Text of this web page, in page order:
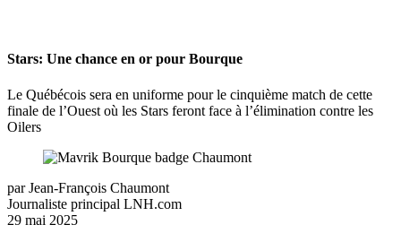
Stars: Une chance en or pour Bourque
Le Québécois sera en uniforme pour le cinquième match de cette
finale de l’Ouest où les Stars feront face à l’élimination contre les
Oilers
par Jean-François Chaumont
Journaliste principal LNH.com
29 mai 2025